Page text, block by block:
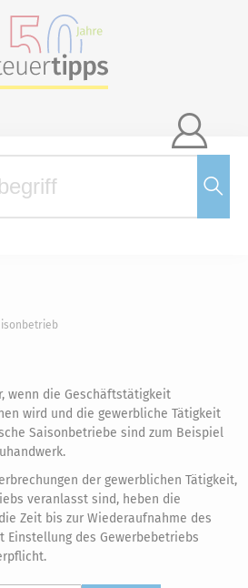

wenn die Geschäftstätigkeit
wird und die gewerbliche Tätigkeit
Saisonbetriebe sind zum Beispiel
der gewerblichen Tätigkeit,
veranlasst sind, heben die
Zeit bis zur Wiederaufnahme des
Einstellung des Gewerbebetriebs